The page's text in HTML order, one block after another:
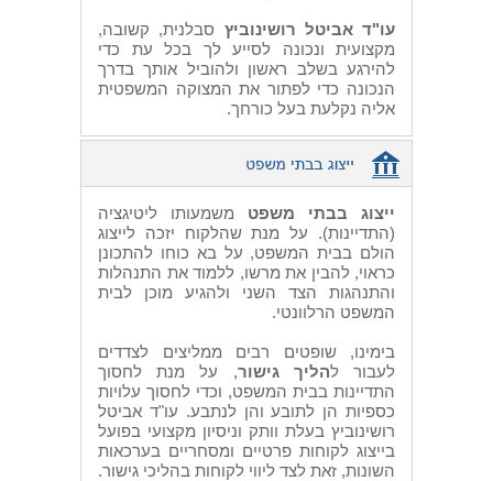
עו"ד אביטל רושינוביץ סבלנית, קשובה,
מקצועית ונכונה לסייע לך בכל עת כדי
להירגע בשלב ראשון ולהוביל אותך בדרך
הנכונה כדי לפתור את המצוקה המשפטית
אליה נקלעת בעל כורחך.
ייצוג בבתי משפט משמעותו ליטיגציה
(התדיינות). על מנת שהלקוח יזכה לייצוג
הולם בבית המשפט, על בא כוחו להתכונן
כראוי, להבין את מרשו, ללמוד את התנהלות
והתנהגות הצד השני ולהגיע מוכן לבית
המשפט הרלוונטי.
בימינו, שופטים רבים ממליצים לצדדים
לעבור להליך גישור, על מנת לחסוך
התדיינות בבית המשפט, וכדי לחסוך עלויות
כספיות הן לתובע והן לנתבע. עו"ד אביטל
רושינוביץ בעלת וותק וניסיון מקצועי בפועל
בייצוג לקוחות פרטיים ומסחריים בערכאות
השונות, זאת לצד ליווי לקוחות בהליכי גישור.